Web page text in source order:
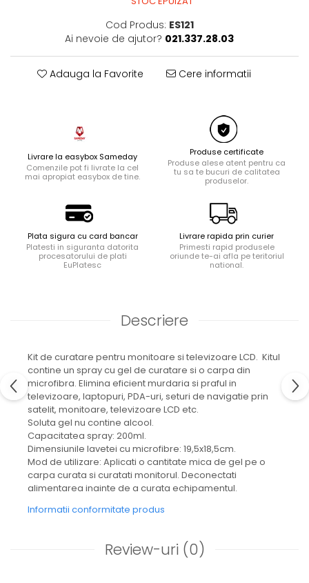
Aparate de curatat cu abur
Cod Produs: ES121
Ai nevoie de ajutor? 021.337.28.03
Adauga la Favorite Cere informatii
Livrare la easybox Sameday
Comenzile pot fi livrate la cel
mai apropiat easybox de tine.
Produse certificate
Produse alese atent pentru ca
tu sa te bucuri de calitatea
produselor.
Plata sigura cu card bancar
Platesti in siguranta datorita
procesatorului de plati
EuPlatesc
Livrare rapida prin curier
Primesti rapid produsele
oriunde te-ai afla pe teritoriul
national.
Descriere
Kit de curatare pentru monitoare si televizoare LCD. Kitul
contine un spray cu gel de curatare si o carpa din
microfibra. Elimina eficient murdaria si praful in
televizoare, laptopuri, PDA-uri, seturi de navigatie prin
satelit, monitoare, televizoare LCD etc.
Soluta gel nu contine alcool.
Capacitatea spray: 200ml.
Dimensiunile lavetei cu microfibre: 19,5x18,5cm.
Mod de utilizare: Aplicati o cantitate mica de gel pe o
carpa curata si curatati monitorul. Deconectati
alimentarea inainte de a curata echipamentul.
Informatii conformitate produs
Review-uri (0)